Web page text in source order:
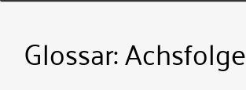
Glossar:Achsfolge